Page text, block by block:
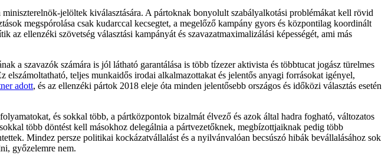
jelöltek kiválasztására. A pártoknak bonyolult szabályalkotási problémákat kell rövid
megspórolása csak kudarccal kecsegtet, a megelőző kampány gyors és központilag koordinált
ellenzéki szövetség választási kampányát és szavazatmaximalizálási képességét, ami más
a szavazók számára is jól látható garantálása is több tízezer aktivista és többtucat jogász türelmes
teljes munkaidős irodai alkalmazottakat és jelentős anyagi forrásokat igényel,
adott, és az ellenzéki pártok 2018 eleje óta minden jelentősebb országos és időközi választás esetén
és sokkal több, a pártközpontok bizalmát élvező és azok által hadra fogható, változatos
több döntést kell másokhoz delegálnia a pártvezetőknek, megbízottjaiknak pedig több
Mindez persze politikai kockázatvállalást és a nyilvánvalóan becsúszó hibák bevállalásához sok
győzelemre nem.